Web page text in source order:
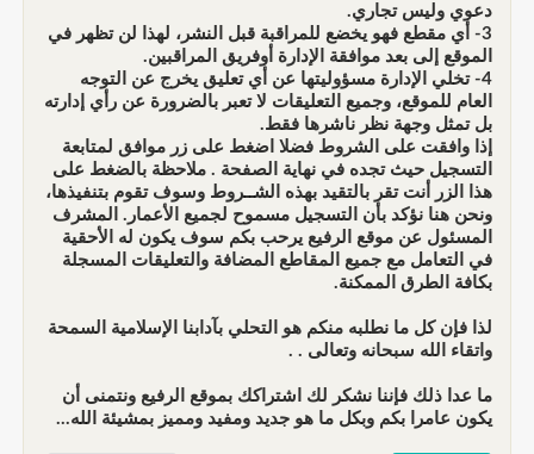
دعوي وليس تجاري.
3- أي مقطع فهو يخضع للمراقبة قبل النشر، لهذا لن تظهر في
الموقع إلى بعد موافقة الإدارة أوفريق المراقبين.
4- تخلي الإدارة مسؤوليتها عن أي تعليق يخرج عن التوجه
العام للموقع، وجميع التعليقات لا تعبر بالضرورة عن رأي إدارته
بل تمثل وجهة نظر ناشرها فقط.
إذا وافقت على الشروط فضلا اضغط على زر موافق لمتابعة
التسجيل حيث تجده في نهاية الصفحة . ملاحظة بالضغط على
هذا الزر أنت تقر بالتقيد بهذه الشــروط وسوف تقوم بتنفيذها،
ونحن هنا نؤكد بأن التسجيل مسموح لجميع الأعمار. المشرف
المسئول عن موقع الرفيع يرحب بكم سوف يكون له الأحقية
في التعامل مع جميع المقاطع المضافة والتعليقات المسجلة
بكافة الطرق الممكنة.
لذا فإن كل ما نطلبه منكم هو التحلي بآدابنا الإسلامية السمحة
واتقاء الله سبحانه وتعالى . .
ما عدا ذلك فإننا نشكر لك اشتراكك بموقع الرفيع ونتمنى أن
يكون عامرا بكم وبكل ما هو جديد ومفيد ومميز بمشيئة الله...